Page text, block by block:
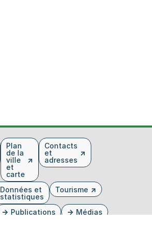
Plan
de la
ville
et
carte
Contacts
et
adresses
Données et
statistiques
Tourisme
Publications
Médias